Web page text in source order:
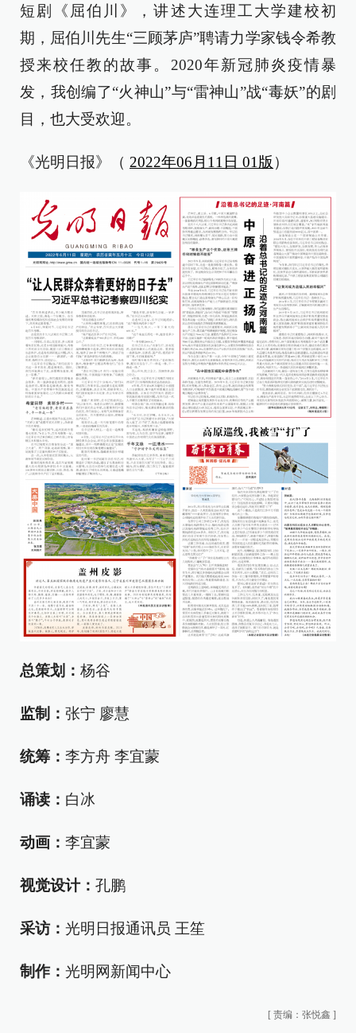
短剧《屈伯川》，讲述大连理工大学建校初
期，屈伯川先生“三顾茅庐”聘请力学家钱令希教
授来校任教的故事。2020年新冠肺炎疫情暴
发，我创编了“火神山”与“雷神山”战“毒妖”的剧
目，也大受欢迎。
《光明日报》（ 2022年06月11日 01版 ）
总策划： 杨谷
监制： 张宁 廖慧
统筹： 李方舟 李宜蒙
诵读： 白冰
动画： 李宜蒙
视觉设计： 孔鹏
采访： 光明日报通讯员 王笙
制作： 光明网新闻中心
[ 责编：张悦鑫 ]